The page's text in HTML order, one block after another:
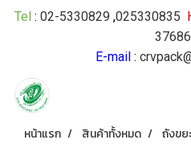
Tel : 02-5330829 ,025330835
E-mail:
หน้าแรก สินค้าทั้งหมด ถังขย